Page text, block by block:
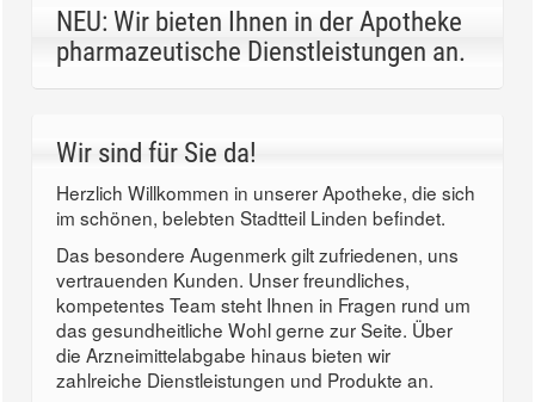
NEU: Wir bieten Ihnen in der Apotheke
pharmazeutische Dienstleistungen an.
Wir sind für Sie da!
Herzlich Willkommen in unserer Apotheke, die sich
im schönen, belebten Stadtteil Linden befindet.
Das besondere Augenmerk gilt zufriedenen, uns
vertrauenden Kunden. Unser freundliches,
kompetentes Team steht Ihnen in Fragen rund um
das gesundheitliche Wohl gerne zur Seite. Über
die Arzneimittelabgabe hinaus bieten wir
zahlreiche Dienstleistungen und Produkte an.